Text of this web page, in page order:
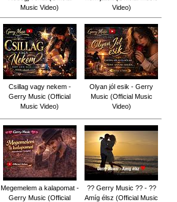
Music Video)
Video)
Csillag vagy nekem -
Gerry Music (Official
Music Video)
Olyan jól esik - Gerry
Music (Official Music
Video)
Megemelem a kalapomat -
Gerry Music (Official
?? Gerry Music ?? - ??
Amíg élsz (Official Music